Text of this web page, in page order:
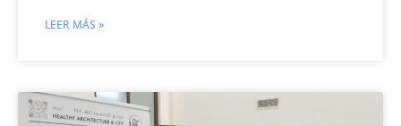
LEER MÁS »